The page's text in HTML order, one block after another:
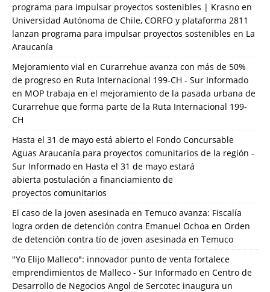
programa para impulsar proyectos sostenibles | Krasno en
Universidad Autónoma de Chile, CORFO y plataforma 2811
lanzan programa para impulsar proyectos sostenibles en La
Araucanía
Mejoramiento vial en Curarrehue avanza con más de 50%
de progreso en Ruta Internacional 199-CH - Sur Informado
en MOP trabaja en el mejoramiento de la pasada urbana de
Curarrehue que forma parte de la Ruta Internacional 199-
CH
Hasta el 31 de mayo está abierto el Fondo Concursable
Aguas Araucanía para proyectos comunitarios de la región -
Sur Informado en Hasta el 31 de mayo estará
abierta postulación a financiamiento de
proyectos comunitarios
El caso de la joven asesinada en Temuco avanza: Fiscalía
logra orden de detención contra Emanuel Ochoa en Orden
de detención contra tío de joven asesinada en Temuco
"Yo Elijo Malleco": innovador punto de venta fortalece
emprendimientos de Malleco - Sur Informado en Centro de
Desarrollo de Negocios Angol de Sercotec inaugura un